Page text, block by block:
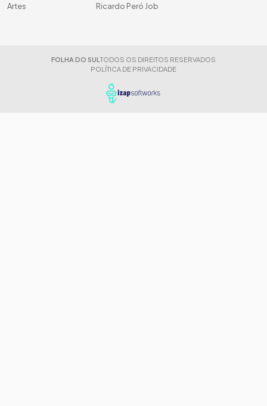
Artes
Ricardo Peró Job
FOLHA DO SUL TODOS OS DIREITOS RESERVADOS
POLÍTICA DE PRIVACIDADE